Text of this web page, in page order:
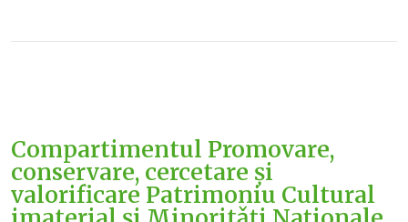
Compartimentul Promovare,
conservare, cercetare şi
valorificare Patrimoniu Cultural